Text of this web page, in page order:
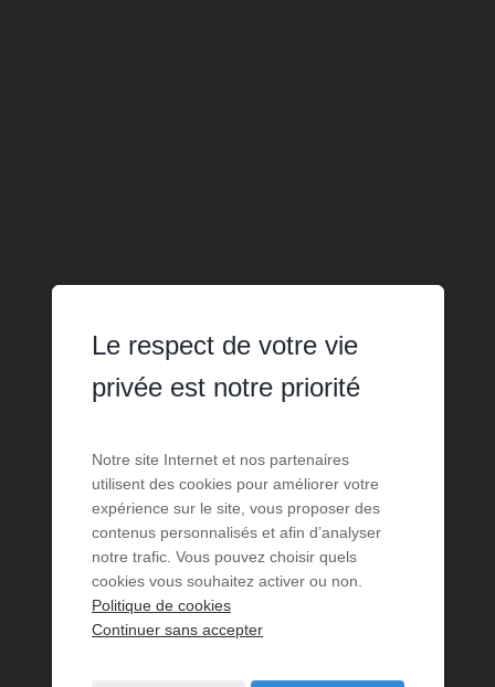
Le respect de votre vie
privée est notre priorité
Notre site Internet et nos partenaires
utilisent des cookies pour améliorer votre
expérience sur le site, vous proposer des
contenus personnalisés et afin d’analyser
notre trafic. Vous pouvez choisir quels
cookies vous souhaitez activer ou non.
Politique de cookies
Continuer sans accepter